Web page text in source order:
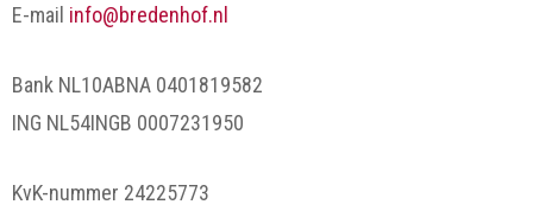
E-mail info@bredenhof.nl
Bank NL10ABNA 0401819582
ING NL54INGB 0007231950
KvK-nummer 24225773